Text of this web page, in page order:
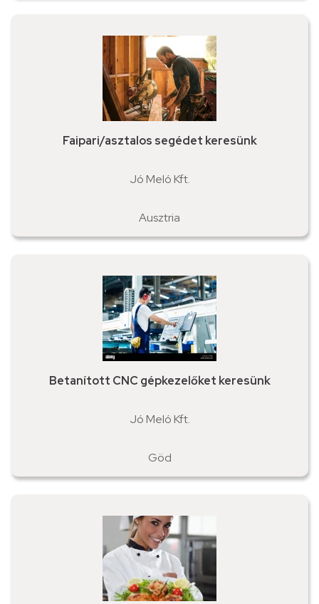
Faipari/asztalos segédet keresünk
Jó Meló Kft.
Ausztria
Betanított CNC gépkezelőket keresünk
Jó Meló Kft.
Göd